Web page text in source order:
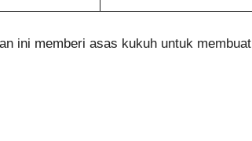
ini memberi asas kukuh untuk membuat